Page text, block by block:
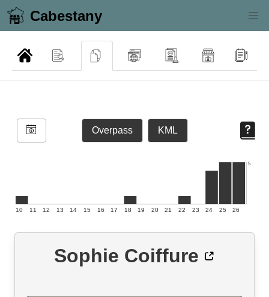
Cabestany
Overpass KML
5
10 11 12 13 14 15 16 17 18 19 20 21 22 23 24 25 26
Sophie Coiffure